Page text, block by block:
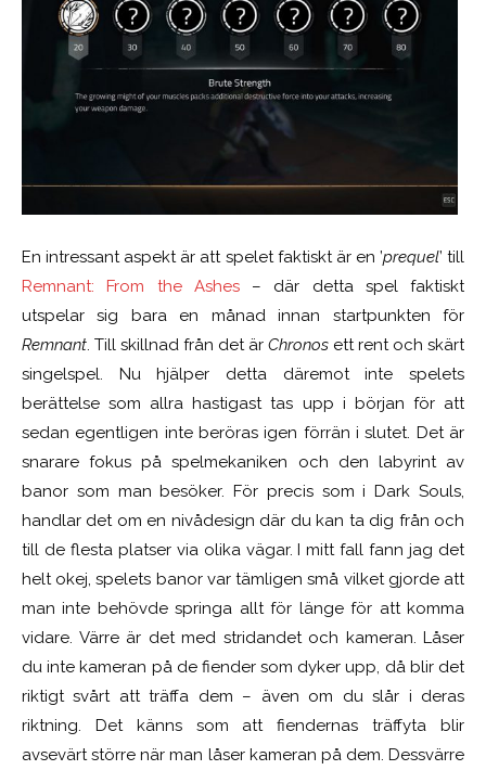
En intressant aspekt är att spelet faktiskt är en ’prequel’ till
Remnant: From the Ashes– där detta spel faktiskt
utspelar sig bara en månad innan startpunkten för
Remnant. Till skillnad från det är Chronos ett rent och skärt
singelspel. Nu hjälper detta däremot inte spelets
berättelse som allra hastigast tas upp i början för att
sedan egentligen inte berörasigen förrän i slutet. Det är
snarare fokus på spelmekaniken och den labyrint av
banor som man besöker. För precis som i Dark Souls,
handlar det om en nivådesign där du kan ta dig från och
till de flesta platser via olika vägar. I mitt fall fann jag det
helt okej, spelets banor var tämligen små vilket gjorde att
man inte behövde springa allt för länge för att komma
vidare. Värre är det med stridandet och kameran. Låser
du inte kameran på de fiender som dyker upp, då blir det
riktigt svårt att träffa dem – även om du slår i deras
riktning. Det känns som att fiendernas träffyta blir
avsevärt större när man låser kameran på dem. Dessvärre